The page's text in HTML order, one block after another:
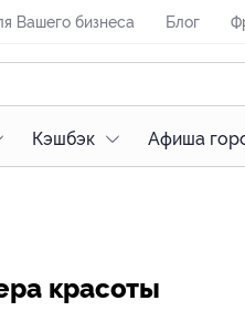
Вашего бизнеса Блог
Кэшбэк Афиша
красоты